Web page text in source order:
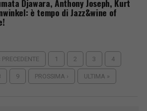
Djawara, Anthony Joseph, Kurt
è tempo di Jazz&wine of
PRECEDENTE 1 2 3 4
9 PROSSIMA › ULTIMA »